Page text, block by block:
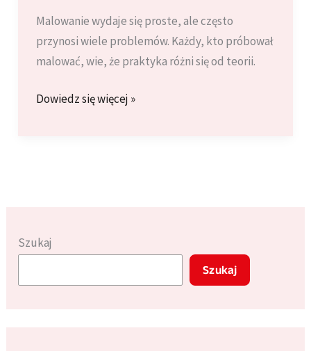
Malowanie wydaje się proste, ale często
przynosi wiele problemów. Każdy, kto próbował
malować, wie, że praktyka różni się od teorii.
Najczęstsze
Je
Rozwiązać
Dowiedz się więcej »
Szukaj
Szukaj